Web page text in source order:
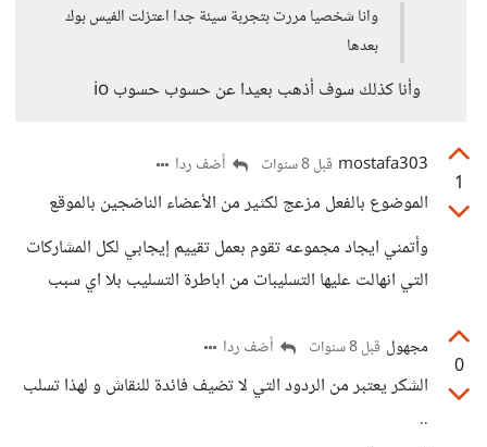
وانا شخصيا مررت بتجربة سيئة جدا اعتزلت الفيس بوك
بعدها
وأنا كذلك سوف أذهب بعيدا عن حسوب حسوب io
1
mostafa303 قبل 8 سنوات أضف ردا
الموضوع بالفعل مزعج لكثير من الأعضاء الناضجين بالموقع
وأتمني ايجاد مجموعه تقوم بعمل تقييم إيجابي لكل المشاركات
التي انهالت عليها التسليبات من اباطرة التسليب بلا اي سبب
0
مجهول قبل 8 سنوات أضف ردا
الشكر يعتبر من الردود التي لا تضيف فائدة للنقاش و لهذا تسلب
..